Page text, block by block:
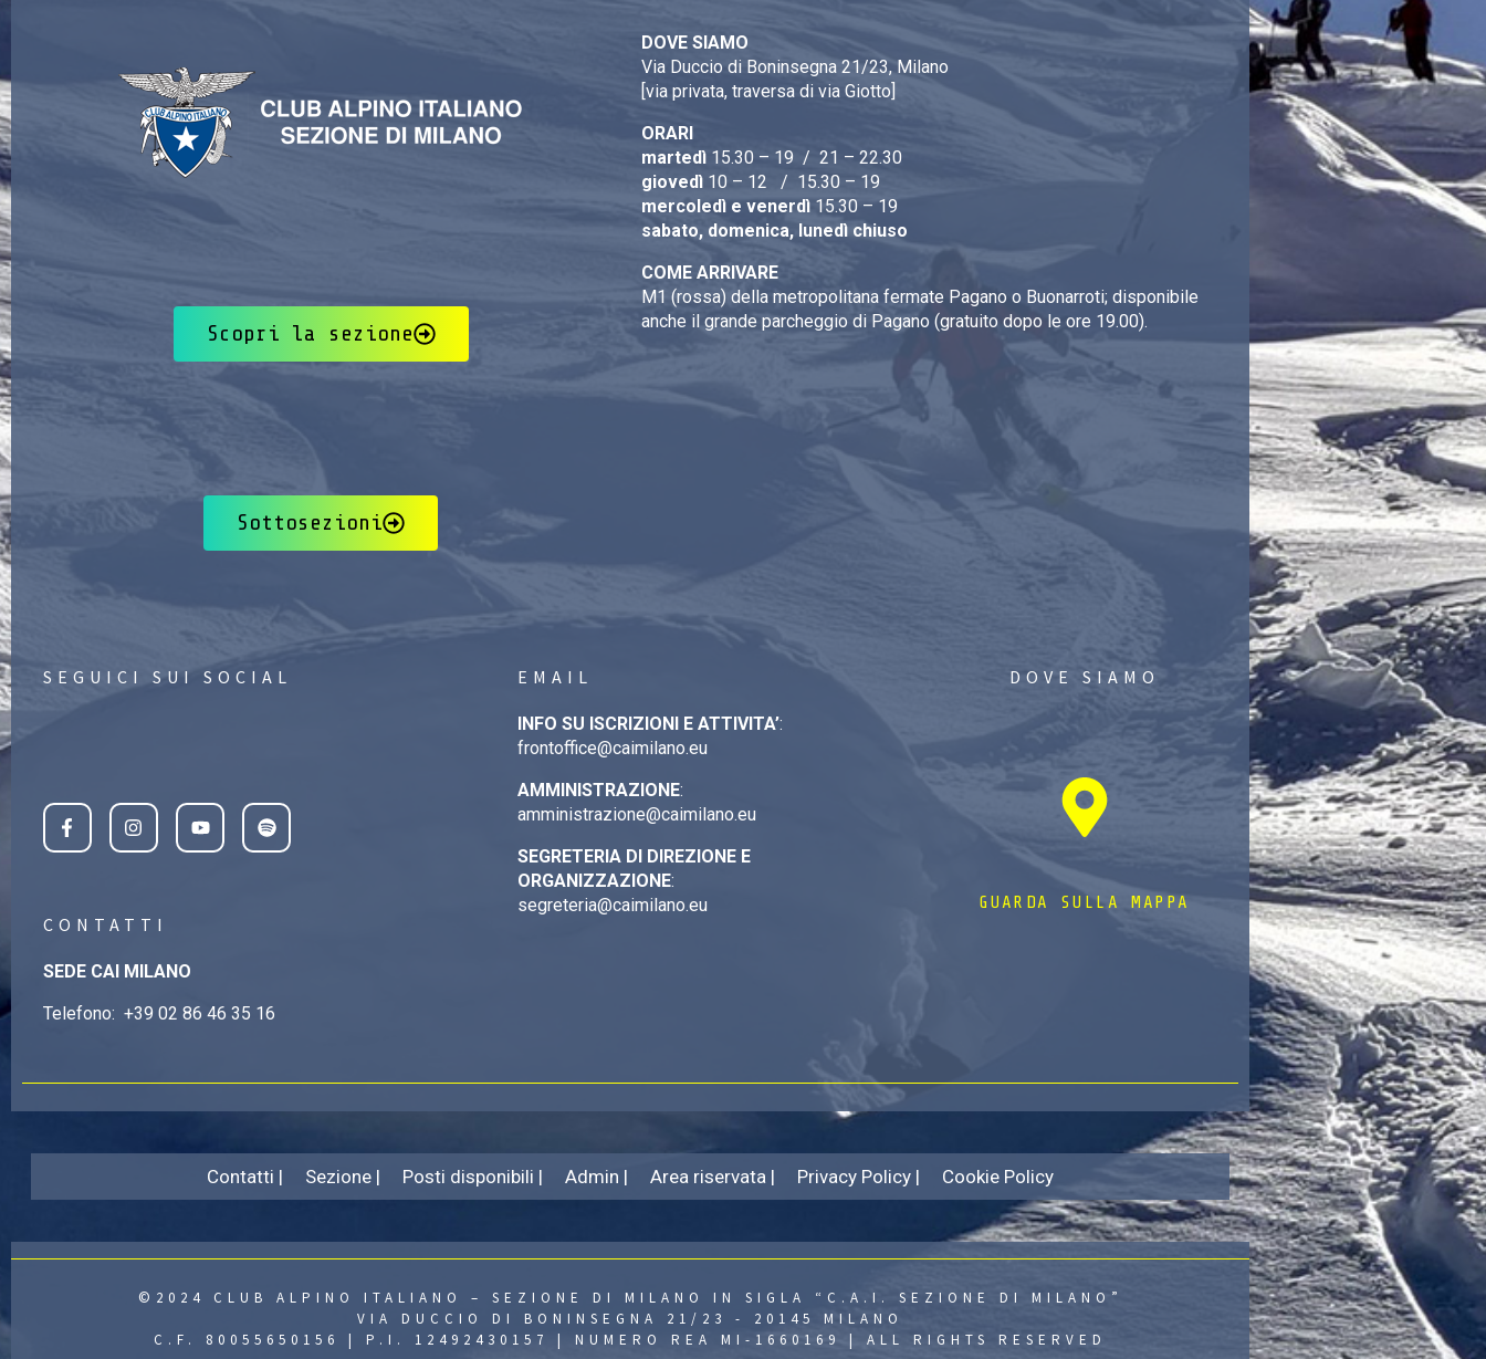
Scopri la sezione
Sottosezioni
DOVE SIAMO
Via Duccio di Boninsegna 21/23, Milano
[via privata, traversa di via Giotto]
ORARI
martedì 15.30 – 19 / 21 – 22.30
giovedì 10 – 12 / 15.30 – 19
mercoledì e venerdì 15.30 – 19
sabato, domenica, lunedì chiuso
COME ARRIVARE
M1 (rossa) della metropolitana fermate Pagano o Buonarroti; disponibile
anche il grande parcheggio di Pagano (gratuito dopo le ore 19.00).
SEGUICI SUI SOCIAL
CONTATTI
SEDE CAI MILANO
Telefono: +39 02 86 46 35 16
EMAIL
INFO SU ISCRIZIONI E ATTIVITA’:
frontoffice@caimilano.eu
AMMINISTRAZIONE:
amministrazione@caimilano.eu
SEGRETERIA DI DIREZIONE E
ORGANIZZAZIONE:
segreteria@caimilano.eu
DOVE SIAMO
GUARDA SULLA MAPPA
Contatti | Sezione | Posti disponibili | Admin | Area riservata | Privacy Policy | Cookie Policy
©2024 CLUB ALPINO ITALIANO – SEZIONE DI MILANO IN SIGLA “C.A.I. SEZIONE DI MILANO”
VIA DUCCIO DI BONINSEGNA 21/23 - 20145 MILANO
C.F. 80055650156 | P.I. 12492430157 | NUMERO REA MI-1660169 | ALL RIGHTS RESERVED